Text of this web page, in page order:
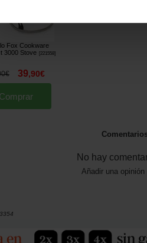
Fox Cookware
3000 Stove
221558]
€ 39,90€
Comprar
No hay
Añadir una